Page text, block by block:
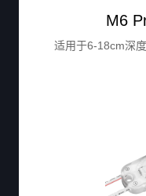
M6
适用于6-18cm深